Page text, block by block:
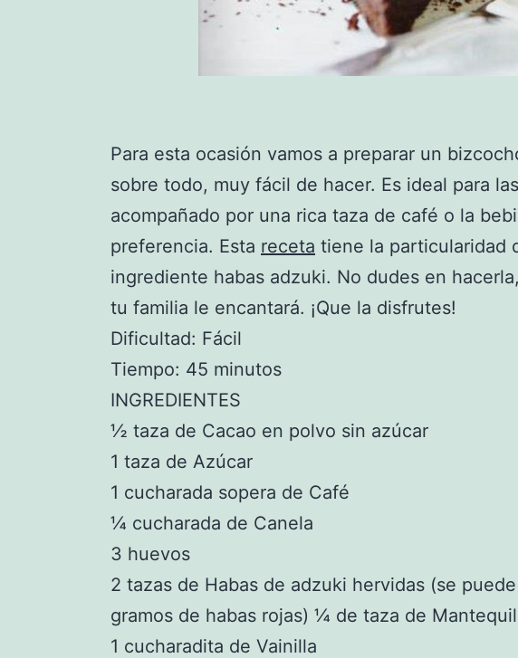
Para esta ocasión vamos a preparar un
sobre todo, muy fácil de hacer. Es ideal para
acompañado por una rica taza de café o la
preferencia. Esta receta tiene la particularidad
ingrediente habas adzuki. No dudes en
tu familia le encantará. ¡Que la disfrutes!
Dificultad: Fácil
Tiempo: 45 minutos
INGREDIENTES
½ taza de Cacao en polvo sin azúcar
1 taza de Azúcar
1 cucharada sopera de Café
¼ cucharada de Canela
3 huevos
2 tazas de Habas de adzuki hervidas (se
gramos de habas rojas) ¼ de taza de
1 cucharadita de Vainilla